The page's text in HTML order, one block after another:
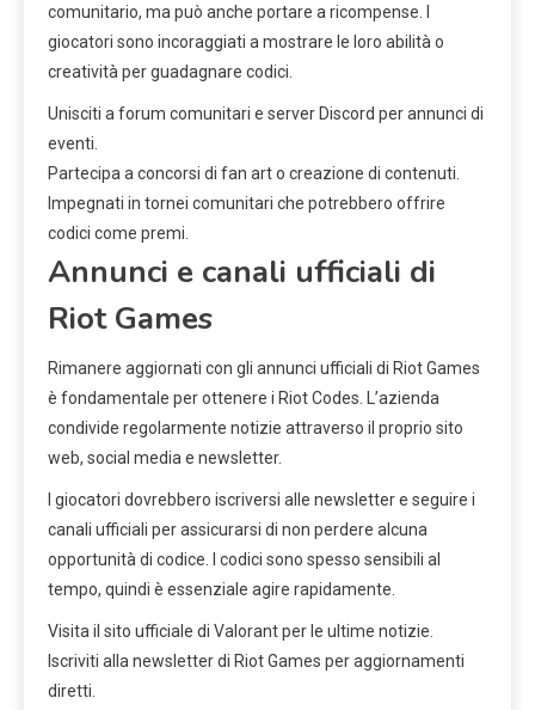
comunitario, ma può anche portare a ricompense. I
giocatori sono incoraggiati a mostrare le loro abilità o
creatività per guadagnare codici.
Unisciti a forum comunitari e server Discord per annunci di
eventi.
Partecipa a concorsi di fan art o creazione di contenuti.
Impegnati in tornei comunitari che potrebbero offrire
codici come premi.
Annunci e canali ufficiali di
Riot Games
Rimanere aggiornati con gli annunci ufficiali di Riot Games
è fondamentale per ottenere i Riot Codes. L’azienda
condivide regolarmente notizie attraverso il proprio sito
web, social media e newsletter.
I giocatori dovrebbero iscriversi alle newsletter e seguire i
canali ufficiali per assicurarsi di non perdere alcuna
opportunità di codice. I codici sono spesso sensibili al
tempo, quindi è essenziale agire rapidamente.
Visita il sito ufficiale di Valorant per le ultime notizie.
Iscriviti alla newsletter di Riot Games per aggiornamenti
diretti.